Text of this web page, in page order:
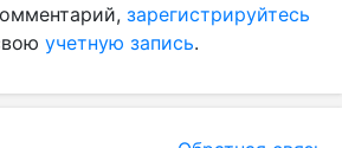
зарегистрируйтесь
учетную запись.